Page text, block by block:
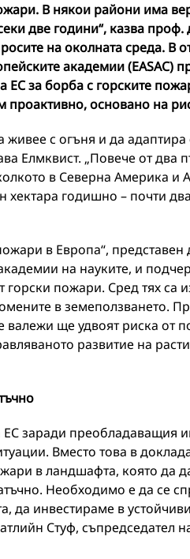
В някои райони има
две години“, казва
на околната среда. В
академии (EASAC)
ЕС за борба с горските
проактивно, основано на
живее с огъня и да
Елмквист. „Повече от два
в Северна Америка и
годишно – почти
в Европа“, представен
на науките, и
горски пожари. Сред тях са
в земеползването.
валежи ще удвоят риска
развитие на
ЕС заради преобладаващия
Вместо това в
в ландшафта, която да
Необходимо е да се
да инвестираме в
Стуф, съпредседател